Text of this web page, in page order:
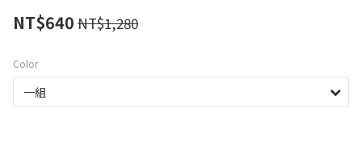
NT$640 NT$1,280
Color